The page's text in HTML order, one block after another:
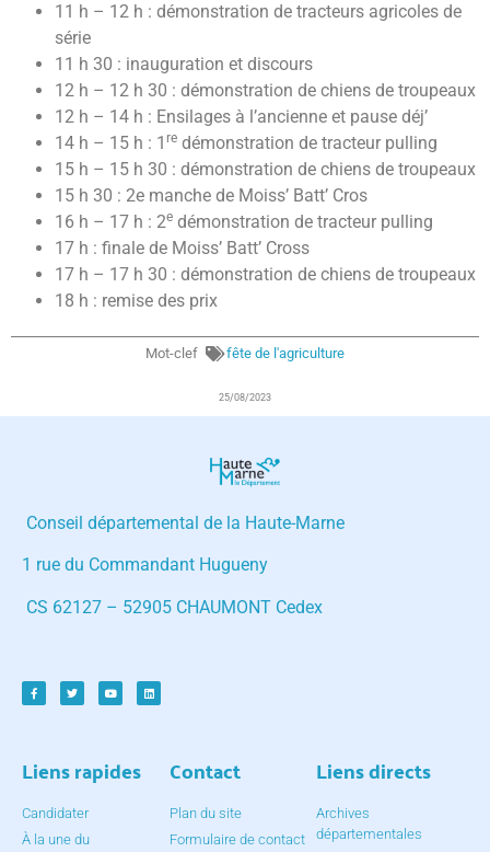
11 h – 12 h : démonstration de tracteurs agricoles de
série
11 h 30 : inauguration et discours
12 h – 12 h 30 : démonstration de chiens de troupeaux
12 h – 14 h : Ensilages à l’ancienne et pause déj’
14 h – 15 h : 1 re démonstration de tracteur pulling
15 h – 15 h 30 : démonstration de chiens de troupeaux
15 h 30 : 2e manche de Moiss’ Batt’ Cros
16 h – 17 h : 2e démonstration de tracteur pulling
17 h : finale de Moiss’ Batt’ Cross
17 h – 17 h 30 : démonstration de chiens de troupeaux
18 h : remise des prix
Mot-clef fête de l'agriculture
25/08/2023
Conseil départemental de la Haute-Marne
1 rue du Commandant Hugueny
CS 62127 – 52905 CHAUMONT Cedex
Liens rapides
Candidater
À la une du
Contact
Plan du site
Formulaire de contact
Liens directs
Archives
départementales